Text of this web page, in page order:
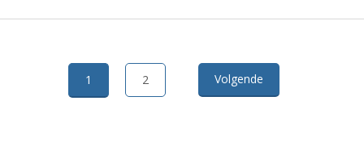
1 2 Volgende